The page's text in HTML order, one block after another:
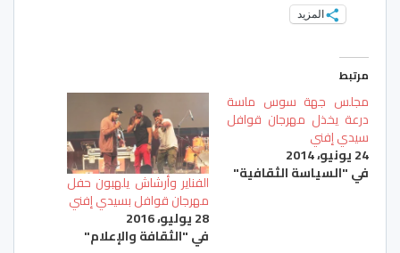
المزيد
مرتبط
مجلس جهة سوس ماسة
درعة يخذل مهرجان قوافل
سيدي إفني
24 يونيو، 2014
في "السياسة الثقافية" الفناير وأرشاش يلهبون حفل
مهرجان قوافل بسيدي إفني
28 يوليو، 2016
في "الثقافة والإعلام"